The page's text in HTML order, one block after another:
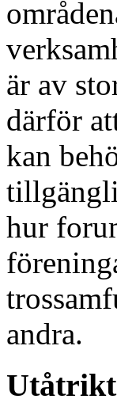
är av
därför
kan
hur
andra.